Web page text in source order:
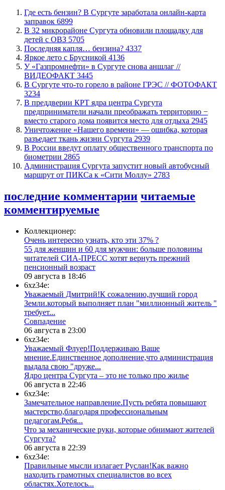
​Где есть бензин? В Сургуте заработала онлайн-карта
заправок 6899
В 32 микрорайоне Сургута обновили площадку для
детей с ОВЗ 5705
​Последняя капля… бензина? 4337
Яркое лето с Брусникой 4136
У «Газпромнефти» в Сургуте снова аншлаг //
ВИДЕОФАКТ 3445
​В Сургуте что-то горело в районе ГРЭС // ФОТОФАКТ
3234
​В преддверии КРТ ядра центра Сургута
предприниматели начали преображать территорию −
вместо старого дома появится место для отдыха 2945
​Уничтожение «Нашего времени» — ошибка, которая
разъедает ткань жизни Сургута 2939
В России введут оплату общественного транспорта по
биометрии 2865
​Администрация Сургута запустит новый автобусный
маршрут от ПИКСа к «Сити Моллу» 2783
последние комментарии читаемые
комментируемые
Коллекционер:
Очень интересно узнать, кто эти 37% ?
​55 для женщин и 60 для мужчин: больше половины
читателей СИА-ПРЕСС хотят вернуть прежний
пенсионный возраст
09 августа в 18:46
6xz34e:
Уважаемый Дмитрий!К сожалению,лучший город
Земли.который выполняет план "миллионный житель "
требует...
​Совпадение
06 августа в 23:00
6xz34e:
Уважаемый Флуер!Поддерживаю Ваше
мнение.Единственное дополнение,что администрация
выдала свою "друже...
​Ядро центра Сургута ‒ это не только про жилье
06 августа в 22:46
6xz34e:
Замечательное направление.Пусть ребята повышают
мастерство,благодаря профессиональным
педагогам.Ребя...
​Что за механические руки, которые обнимают жителей
Сургута?
06 августа в 22:39
6xz34e:
Правильные мысли излагает Руслан!Как важно
находить грамотных специалистов во всех
областях.Хотелось...